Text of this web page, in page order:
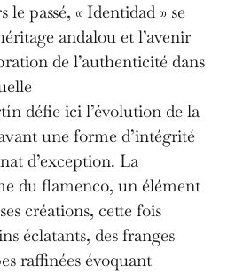
le passé, « Identidad » se
andalou et l’avenir
de l’authenticité dans
défie ici l’évolution de la
une forme d’intégrité
d’exception. La
du flamenco, un élément
créations, cette fois
éclatants, des franges
raffinées évoquant